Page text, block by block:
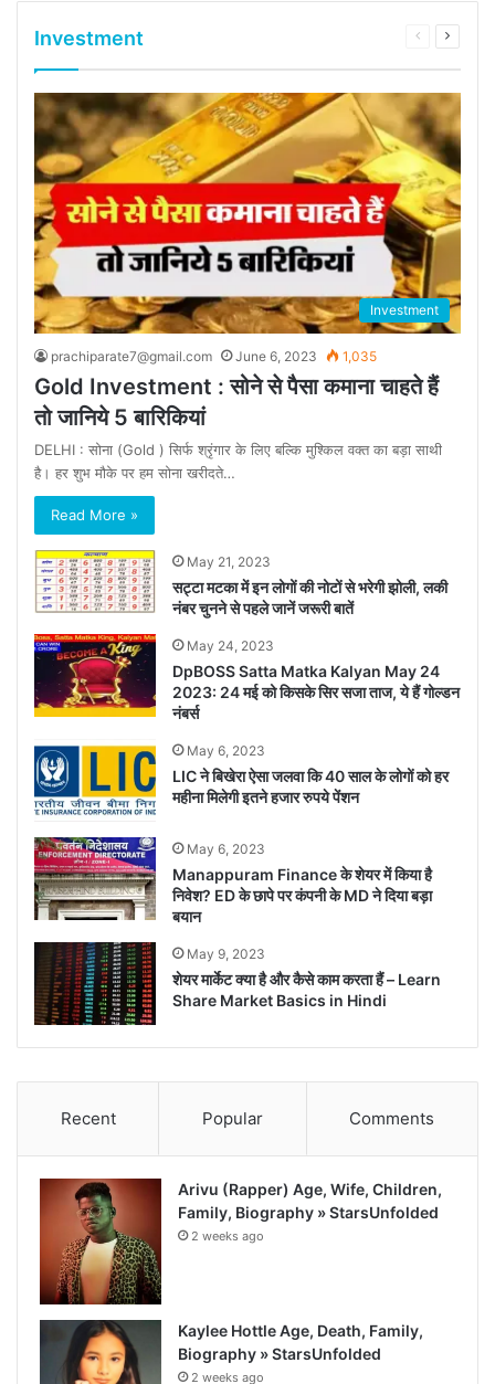
Investment
Previous
Next
Investment
prachiparate7@gmail.com June 6, 2023 1,035
Gold Investment : सोने से पैसा कमाना चाहते हैं
तो जानिये 5 बारिकियां
DELHI : सोना (Gold ) सिर्फ श्रृंगार के लिए बल्कि मुश्किल वक्त का बड़ा साथी
है। हर शुभ मौके पर हम सोना खरीदते…
Read More »
May 21, 2023
सट्टा मटका में इन लोगों की नोटों से भरेगी झोली, लकी
नंबर चुनने से पहले जानें जरूरी बातें
May 24, 2023
DpBOSS Satta Matka Kalyan May 24
2023: 24 मई को किसके सिर सजा ताज, ये हैं गोल्डन
नंबर्स
May 6, 2023
LIC ने बिखेरा ऐसा जलवा कि 40 साल के लोगों को हर
महीना मिलेगी इतने हजार रुपये पेंशन
May 6, 2023
Manappuram Finance के शेयर में किया है
निवेश? ED के छापे पर कंपनी के MD ने दिया बड़ा
बयान
May 9, 2023
शेयर मार्केट क्या है और कैसे काम करता हैं – Learn
Share Market Basics in Hindi
Recent Popular Comments
Arivu (Rapper) Age, Wife, Children,
Family, Biography » StarsUnfolded
2 weeks ago
Kaylee Hottle Age, Death, Family,
Biography » StarsUnfolded
2 weeks ago